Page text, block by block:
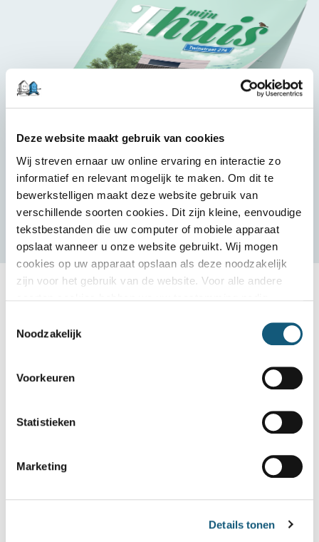
Deze website maakt gebruik van cookies
Wij streven ernaar uw online ervaring en interactie zo
informatief en relevant mogelijk te maken. Om dit te
bewerkstelligen maakt deze website gebruik van
verschillende soorten cookies. Dit zijn kleine, eenvoudige
tekstbestanden die uw computer of mobiele apparaat
opslaat wanneer u onze website gebruikt. Wij mogen
cookies op uw apparaat opslaan als deze noodzakelijk
zijn voor het gebruik van de website. Voor alle andere
Noodzakelijk
Voorkeuren
Statistieken
Marketing
Details tonen